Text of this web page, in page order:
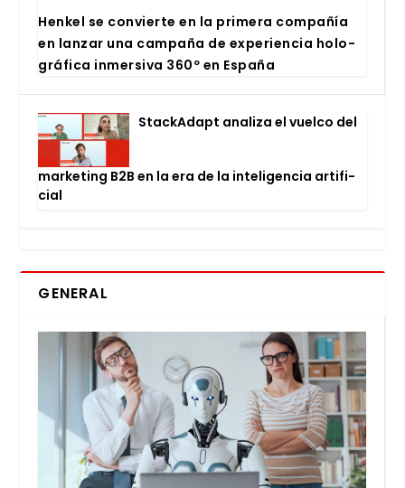
Hen­kel se con­vier­te en la pri­me­ra com­pa­ñía
en lan­zar una cam­pa­ña de expe­rien­cia holo­
grá­fi­ca inmer­si­va 360º en Espa­ña
Stac­kA­dapt ana­li­za el vuel­co del
mar­ke­ting B2B en la era de la inte­li­gen­cia arti­fi­
cial
GENERAL